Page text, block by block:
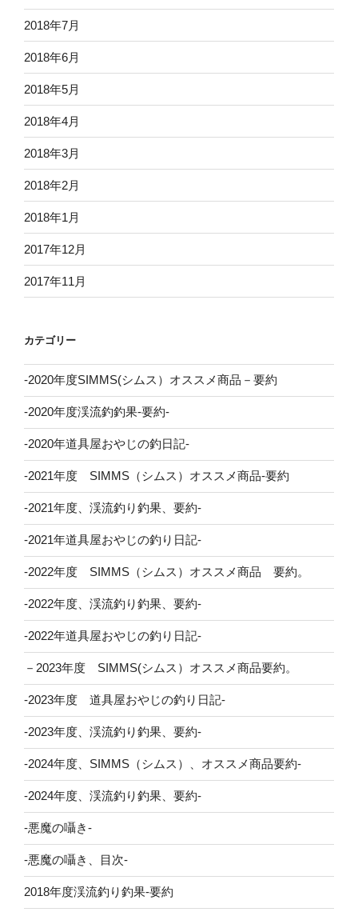
2018年7月
2018年6月
2018年5月
2018年4月
2018年3月
2018年2月
2018年1月
2017年12月
2017年11月
カテゴリー
-2020年度SIMMS(シムス）オススメ商品－要約
-2020年度渓流釣釣果-要約-
-2020年道具屋おやじの釣日記-
-2021年度 SIMMS（シムス）オススメ商品-要約
-2021年度、渓流釣り釣果、要約-
-2021年道具屋おやじの釣り日記-
-2022年度 SIMMS（シムス）オススメ商品 要約。
-2022年度、渓流釣り釣果、要約-
-2022年道具屋おやじの釣り日記-
－2023年度 SIMMS(シムス）オススメ商品要約。
-2023年度 道具屋おやじの釣り日記-
-2023年度、渓流釣り釣果、要約-
-2024年度、SIMMS（シムス）、オススメ商品要約-
-2024年度、渓流釣り釣果、要約-
-悪魔の囁き-
-悪魔の囁き、目次-
2018年度渓流釣り釣果-要約